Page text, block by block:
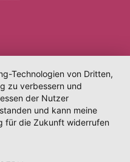
Technologien von Dritten,
zu verbessern und
der Nutzer
und kann meine
für die Zukunft widerrufen